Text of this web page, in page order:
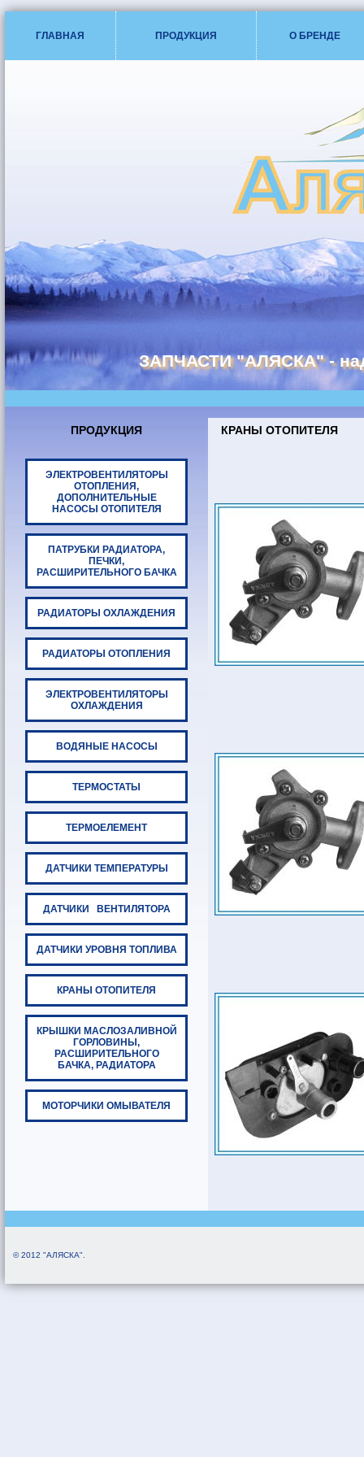
ГЛАВНАЯ ПРОДУКЦИЯ О БРЕНДЕ
ЗАПЧАСТИ "АЛЯСКА" -
ПРОДУКЦИЯ
ЭЛЕКТРОВЕНТИЛЯТОРЫ
ОТОПЛЕНИЯ,
ДОПОЛНИТЕЛЬНЫЕ
НАСОСЫ ОТОПИТЕЛЯ
ПАТРУБКИ РАДИАТОРА,
ПЕЧКИ,
РАСШИРИТЕЛЬНОГО БАЧКА
РАДИАТОРЫ ОХЛАЖДЕНИЯ
РАДИАТОРЫ ОТОПЛЕНИЯ
ЭЛЕКТРОВЕНТИЛЯТОРЫ
ОХЛАЖДЕНИЯ
ВОДЯНЫЕ НАСОСЫ
ТЕРМОСТАТЫ
ТЕРМОЕЛЕМЕНТ
ДАТЧИКИ ТЕМПЕРАТУРЫ
ДАТЧИКИ ВЕНТИЛЯТОРА
ДАТЧИКИ УРОВНЯ ТОПЛИВА
КРАНЫ ОТОПИТЕЛЯ
КРЫШКИ МАСЛОЗАЛИВНОЙ
ГОРЛОВИНЫ,
РАСШИРИТЕЛЬНОГО
БАЧКА, РАДИАТОРА
МОТОРЧИКИ ОМЫВАТЕЛЯ
КРАНЫ ОТОПИТЕЛЯ
© 2012 "АЛЯСКА".